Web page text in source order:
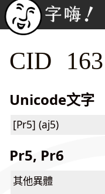
CID
Unicode文字
[Pr5] (aj5)
Pr5, Pr6
其他異體